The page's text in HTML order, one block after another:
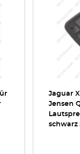
Jaguar
Jensen
schwarz